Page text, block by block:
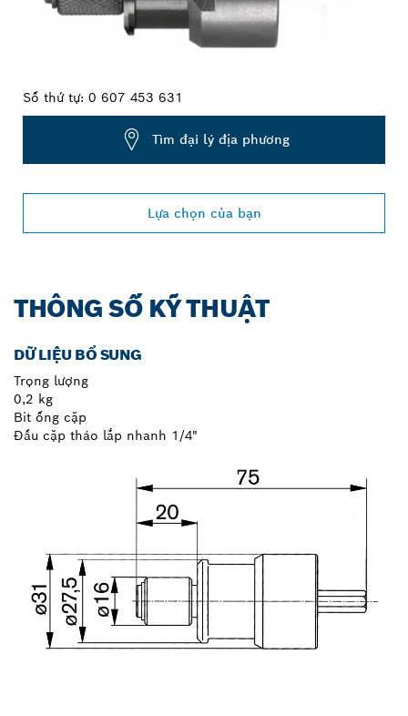
Số thứ tự: 0 607 453 631
Tìm đại lý địa phương
Lựa chọn của bạn
THÔNG SỐ KỸ THUẬT
DỮ LIỆU BỔ SUNG
Trọng lượng
0,2 kg
Bit ống cặp
Đầu cặp tháo lắp nhanh 1/4"